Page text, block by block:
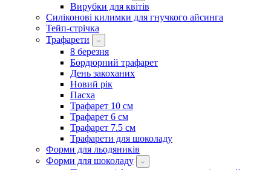
Вирубки для квітів
Силіконові килимки для гнучкого айсинга
Тейп-стрічка
Трафарети
8 березня
Бордюрний трафарет
День закоханих
Новий рік
Пасха
Трафарет 10 см
Трафарет 6 см
Трафарет 7.5 см
Трафарети для шоколаду
Форми для льодяників
Форми для шоколаду